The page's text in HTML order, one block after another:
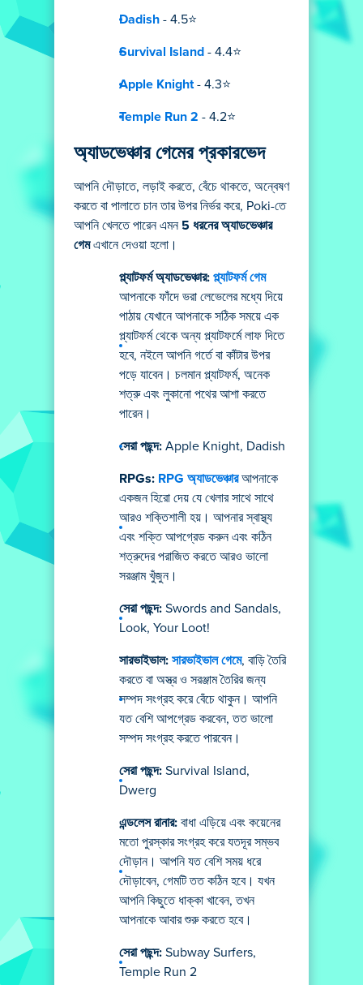
Dadish - 4.5⭐
Survival Island - 4.4⭐
Apple Knight - 4.3⭐
Temple Run 2 - 4.2⭐
অ্যাডভেঞ্চার গেমের প্রকারভেদ
আপনি দৌড়াতে, লড়াই করতে, বেঁচে থাকতে, অন্বেষণ
করতে বা পালাতে চান তার উপর নির্ভর করে, Poki-তে
আপনি খেলতে পারেন এমন 5 ধরনের অ্যাডভেঞ্চার
গেমএখানে দেওয়া হলো।
প্ল্যাটফর্ম অ্যাডভেঞ্চার: প্ল্যাটফর্ম গেম
আপনাকে ফাঁদে ভরা লেভেলের মধ্যে দিয়ে
পাঠায় যেখানে আপনাকে সঠিক সময়ে এক
প্ল্যাটফর্ম থেকে অন্য প্ল্যাটফর্মে লাফ দিতে
হবে, নইলে আপনি গর্তে বা কাঁটার উপর
পড়ে যাবেন। চলমান প্ল্যাটফর্ম, অনেক
শত্রু এবং লুকানো পথের আশা করতে
পারেন।
সেরা পছন্দ: Apple Knight, Dadish
RPGs: RPG অ্যাডভেঞ্চারআপনাকে
একজন হিরো দেয় যে খেলার সাথে সাথে
আরও শক্তিশালী হয়। আপনার স্বাস্থ্য
এবং শক্তি আপগ্রেড করুন এবং কঠিন
শত্রুদের পরাজিত করতে আরও ভালো
সরঞ্জাম খুঁজুন।
সেরা পছন্দ: Swords and Sandals,
Look, Your Loot!
সারভাইভাল: সারভাইভাল গেমে, বাড়ি তৈরি
করতে বা অস্ত্র ও সরঞ্জাম তৈরির জন্য
সম্পদ সংগ্রহ করে বেঁচে থাকুন। আপনি
যত বেশি আপগ্রেড করবেন, তত ভালো
সম্পদ সংগ্রহ করতে পারবেন।
সেরা পছন্দ: Survival Island,
Dwerg
এন্ডলেস রানার: বাধা এড়িয়ে এবং কয়েনের
মতো পুরস্কার সংগ্রহ করে যতদূর সম্ভব
দৌড়ান। আপনি যত বেশি সময় ধরে
দৌড়াবেন, গেমটি তত কঠিন হবে। যখন
আপনি কিছুতে ধাক্কা খাবেন, তখন
আপনাকে আবার শুরু করতে হবে।
সেরা পছন্দ: Subway Surfers,
Temple Run 2